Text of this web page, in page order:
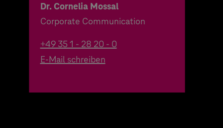
Dr. Cornelia Mossal
Corporate Communication
+49 35 1 - 28 20 - 0
E-Mail schreiben